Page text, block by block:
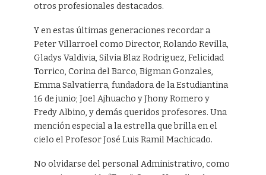
otros profesionales destacados.
Y en estas últimas generaciones recordar a
Peter Villarroel como Director, Rolando Revilla,
Gladys Valdivia, Silvia Blaz Rodriguez, Felicidad
Torrico, Corina del Barco, Bigman Gonzales,
Emma Salvatierra, fundadora de la Estudiantina
16 de junio; Joel Ajhuacho y Jhony Romero y
Fredy Albino, y demás queridos profesores. Una
mención especial a la estrella que brilla en el
cielo el Profesor José Luis Ramil Machicado.
No olvidarse del personal Administrativo, como